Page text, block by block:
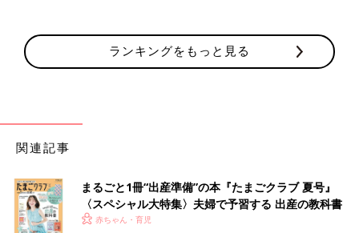
「わが子の小学校でも、アクティブラーニングを取り入れていま
す。これには、家庭の協力も必要で、算数の予習などをお願いさ
れています。
てプラスチックに対する規制」。
2020年に「使い捨てプラスチック」に関して生活の変化が起こ
りそうです。
ランキングをもっと見る
関連記事
まるごと1冊“出産準備”の本『たまごクラブ 夏号』
〈スペシャル大特集〉夫婦で予習する 出産の教科書
赤ちゃん・育児